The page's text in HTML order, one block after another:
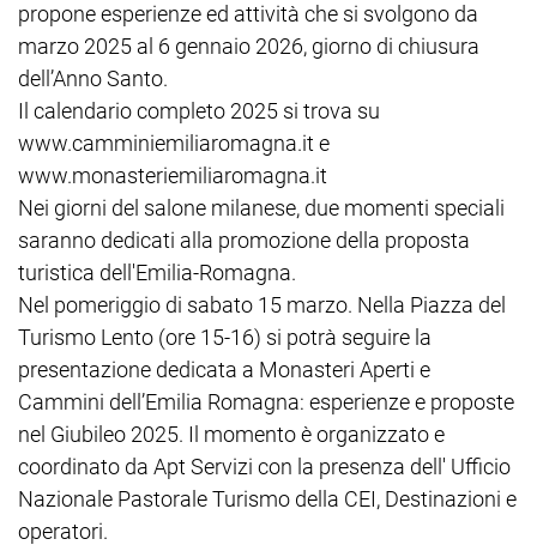
propone esperienze ed attività che si svolgono da
marzo 2025 al 6 gennaio 2026, giorno di chiusura
dell’Anno Santo.
Il calendario completo 2025 si trova su
www.camminiemiliaromagna.it e
www.monasteriemiliaromagna.it
Nei giorni del salone milanese, due momenti speciali
saranno dedicati alla promozione della proposta
turistica dell'Emilia-Romagna.
Nel pomeriggio di sabato 15 marzo. Nella Piazza del
Turismo Lento (ore 15-16) si potrà seguire la
presentazione dedicata a Monasteri Aperti e
Cammini dell’Emilia Romagna: esperienze e proposte
nel Giubileo 2025. Il momento è organizzato e
coordinato da Apt Servizi con la presenza dell' Ufficio
Nazionale Pastorale Turismo della CEI, Destinazioni e
operatori.